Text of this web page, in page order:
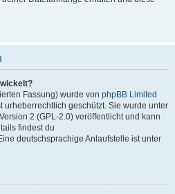
Fassung) wurde von phpBB Limited
urheberrechtlich geschützt. Sie wurde unter
2 (GPL-2.0) veröffentlicht und kann
findest du
deutschsprachige Anlaufstelle ist unter